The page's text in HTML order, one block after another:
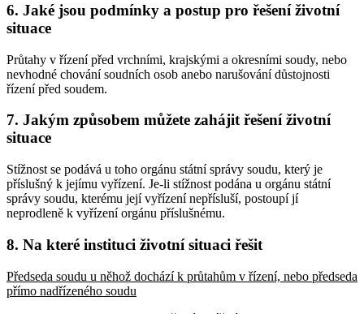
6. Jaké jsou podmínky a postup pro řešení životní
situace
Průtahy v řízení před vrchními, krajskými a okresními soudy, nebo
nevhodné chování soudních osob anebo narušování důstojnosti
řízení před soudem.
7. Jakým způsobem můžete zahájit řešení životní
situace
Stížnost se podává u toho orgánu státní správy soudu, který je
příslušný k jejímu vyřízení. Je-li stížnost podána u orgánu státní
správy soudu, kterému její vyřízení nepřísluší, postoupí jí
neprodleně k vyřízení orgánu příslušnému.
8. Na které instituci životní situaci řešit
Předseda soudu u něhož dochází k průtahům v řízení, nebo předseda
přímo nadřízeného soudu